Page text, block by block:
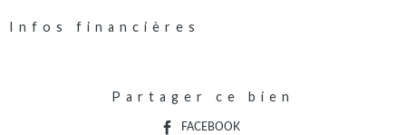
Infos financières
Partager ce bien
FACEBOOK